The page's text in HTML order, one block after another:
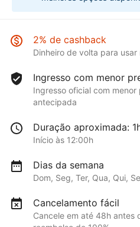
2% de cashback
Dinheiro de volta para usar
Ingresso com menor
Ingresso oficial com
antecipada
Duração aproximada:
Início às 12:00h
Dias da semana
Dom, Seg, Ter, Qua, Qui,
Cancelamento fácil
Cancele em até 48h antes